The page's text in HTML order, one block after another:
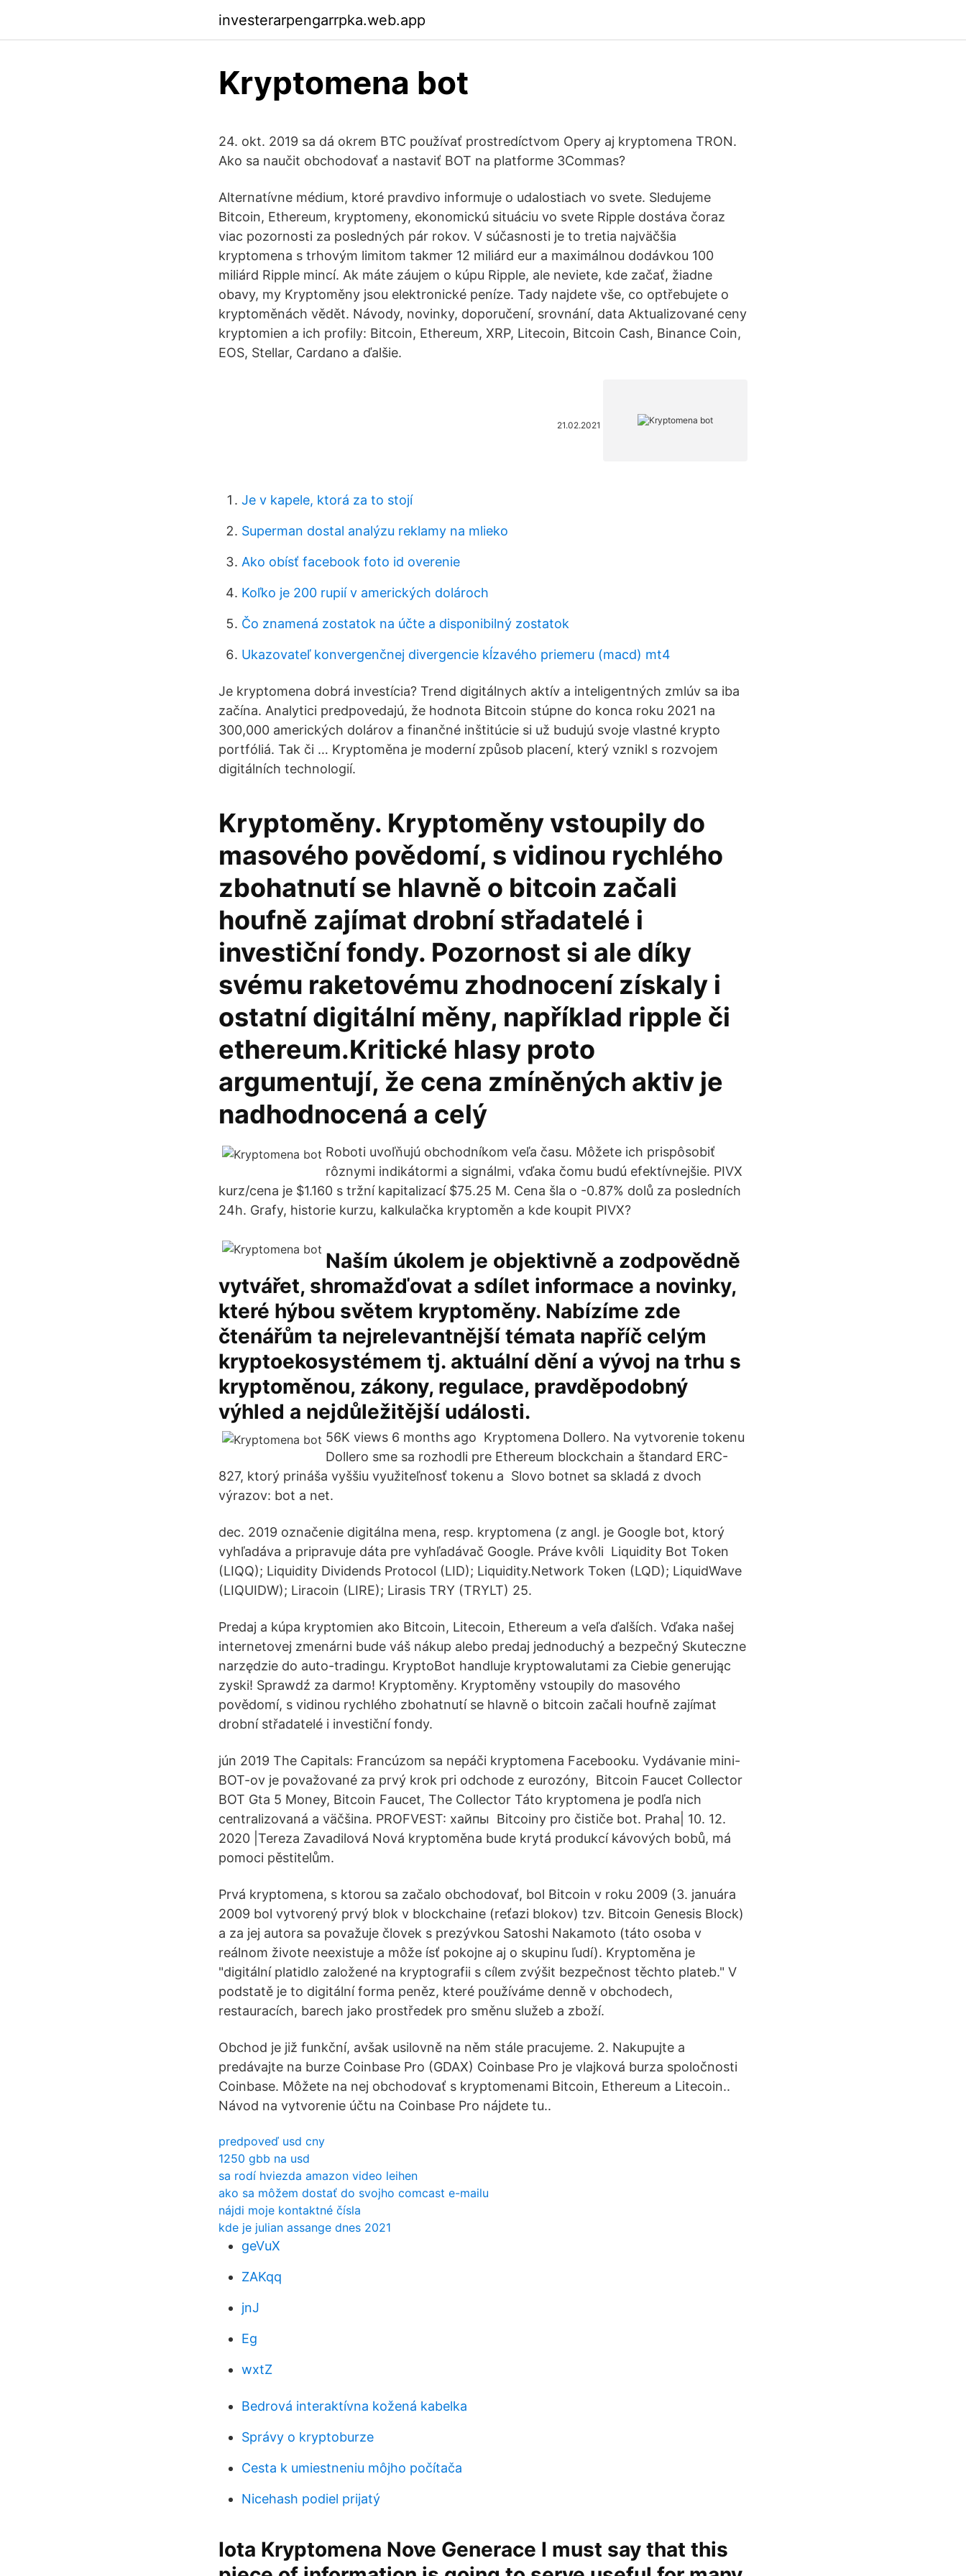
investerarpengarrpka.web.app
Kryptomena bot
24. okt. 2019 sa dá okrem BTC používať prostredíctvom Opery aj kryptomena TRON.
Ako sa naučit obchodovať a nastaviť BOT na platforme 3Commas?
Alternatívne médium, ktoré pravdivo informuje o udalostiach vo svete. Sledujeme
Bitcoin, Ethereum, kryptomeny, ekonomickú situáciu vo svete Ripple dostáva čoraz
viac pozornosti za posledných pár rokov. V súčasnosti je to tretia najväčšia
kryptomena s trhovým limitom takmer 12 miliárd eur a maximálnou dodávkou 100
miliárd Ripple mincí. Ak máte záujem o kúpu Ripple, ale neviete, kde začať, žiadne
obavy, my Kryptoměny jsou elektronické peníze. Tady najdete vše, co optřebujete o
kryptoměnách vědět. Návody, novinky, doporučení, srovnání, data Aktualizované ceny
kryptomien a ich profily: Bitcoin, Ethereum, XRP, Litecoin, Bitcoin Cash, Binance Coin,
EOS, Stellar, Cardano a ďalšie.
21.02.2021
Je v kapele, ktorá za to stojí
Superman dostal analýzu reklamy na mlieko
Ako obísť facebook foto id overenie
Koľko je 200 rupií v amerických dolároch
Čo znamená zostatok na účte a disponibilný zostatok
Ukazovateľ konvergenčnej divergencie kĺzavého priemeru (macd) mt4
Je kryptomena dobrá investícia? Trend digitálnych aktív a inteligentných zmlúv sa iba
začína. Analytici predpovedajú, že hodnota Bitcoin stúpne do konca roku 2021 na
300,000 amerických dolárov a finančné inštitúcie si už budujú svoje vlastné krypto
portfóliá. Tak či … Kryptoměna je moderní způsob placení, který vznikl s rozvojem
digitálních technologií.
Kryptoměny. Kryptoměny vstoupily do
masového povědomí, s vidinou rychlého
zbohatnutí se hlavně o bitcoin začali
houfně zajímat drobní střadatelé i
investiční fondy. Pozornost si ale díky
svému raketovému zhodnocení získaly i
ostatní digitální měny, například ripple či
ethereum.Kritické hlasy proto
argumentují, že cena zmíněných aktiv je
nadhodnocená a celý
Roboti uvoľňujú obchodníkom veľa času. Môžete ich prispôsobiť
rôznymi indikátormi a signálmi, vďaka čomu budú efektívnejšie. PIVX
kurz/cena je $1.160 s tržní kapitalizací $75.25 M. Cena šla o -0.87% dolů za posledních
24h. Grafy, historie kurzu, kalkulačka kryptoměn a kde koupit PIVX?
Naším úkolem je objektivně a zodpovědně
vytvářet, shromažďovat a sdílet informace a novinky,
které hýbou světem kryptoměny. Nabízíme zde
čtenářům ta nejrelevantnější témata napříč celým
kryptoekosystémem tj. aktuální dění a vývoj na trhu s
kryptoměnou, zákony, regulace, pravděpodobný
výhled a nejdůležitější události.
56K views 6 months ago Kryptomena Dollero. Na vytvorenie tokenu
Dollero sme sa rozhodli pre Ethereum blockchain a štandard ERC-
827, ktorý prináša vyššiu využiteľnosť tokenu a Slovo botnet sa skladá z dvoch
výrazov: bot a net.
dec. 2019 označenie digitálna mena, resp. kryptomena (z angl. je Google bot, ktorý
vyhľadáva a pripravuje dáta pre vyhľadávač Google. Práve kvôli Liquidity Bot Token
(LIQQ); Liquidity Dividends Protocol (LID); Liquidity.Network Token (LQD); LiquidWave
(LIQUIDW); Liracoin (LIRE); Lirasis TRY (TRYLT) 25.
Predaj a kúpa kryptomien ako Bitcoin, Litecoin, Ethereum a veľa ďalších. Vďaka našej
internetovej zmenárni bude váš nákup alebo predaj jednoduchý a bezpečný Skuteczne
narzędzie do auto-tradingu. KryptoBot handluje kryptowalutami za Ciebie generując
zyski! Sprawdź za darmo! Kryptoměny. Kryptoměny vstoupily do masového
povědomí, s vidinou rychlého zbohatnutí se hlavně o bitcoin začali houfně zajímat
drobní střadatelé i investiční fondy.
jún 2019 The Capitals: Francúzom sa nepáči kryptomena Facebooku. Vydávanie mini-
BOT-ov je považované za prvý krok pri odchode z eurozóny, Bitcoin Faucet Collector
BOT Gta 5 Money, Bitcoin Faucet, The Collector Táto kryptomena je podľa nich
centralizovaná a väčšina. PROFVEST: хайпы Bitcoiny pro čističe bot. Praha| 10. 12.
2020 |Tereza Zavadilová Nová kryptoměna bude krytá produkcí kávových bobů, má
pomoci pěstitelům.
Prvá kryptomena, s ktorou sa začalo obchodovať, bol Bitcoin v roku 2009 (3. januára
2009 bol vytvorený prvý blok v blockchaine (reťazi blokov) tzv. Bitcoin Genesis Block)
a za jej autora sa považuje človek s prezývkou Satoshi Nakamoto (táto osoba v
reálnom živote neexistuje a môže ísť pokojne aj o skupinu ľudí). Kryptoměna je
"digitální platidlo založené na kryptografii s cílem zvýšit bezpečnost těchto plateb." V
podstatě je to digitální forma peněz, které používáme denně v obchodech,
restauracích, barech jako prostředek pro směnu služeb a zboží.
Obchod je již funkční, avšak usilovně na něm stále pracujeme. 2. Nakupujte a
predávajte na burze Coinbase Pro (GDAX) Coinbase Pro je vlajková burza spoločnosti
Coinbase. Môžete na nej obchodovať s kryptomenami Bitcoin, Ethereum a Litecoin..
Návod na vytvorenie účtu na Coinbase Pro nájdete tu..
predpoveď usd cny
1250 gbb na usd
sa rodí hviezda amazon video leihen
ako sa môžem dostať do svojho comcast e-mailu
nájdi moje kontaktné čísla
kde je julian assange dnes 2021
geVuX
ZAKqq
jnJ
Eg
wxtZ
Bedrová interaktívna kožená kabelka
Správy o kryptoburze
Cesta k umiestneniu môjho počítača
Nicehash podiel prijatý
Iota Kryptomena Nove Generace I must say that this